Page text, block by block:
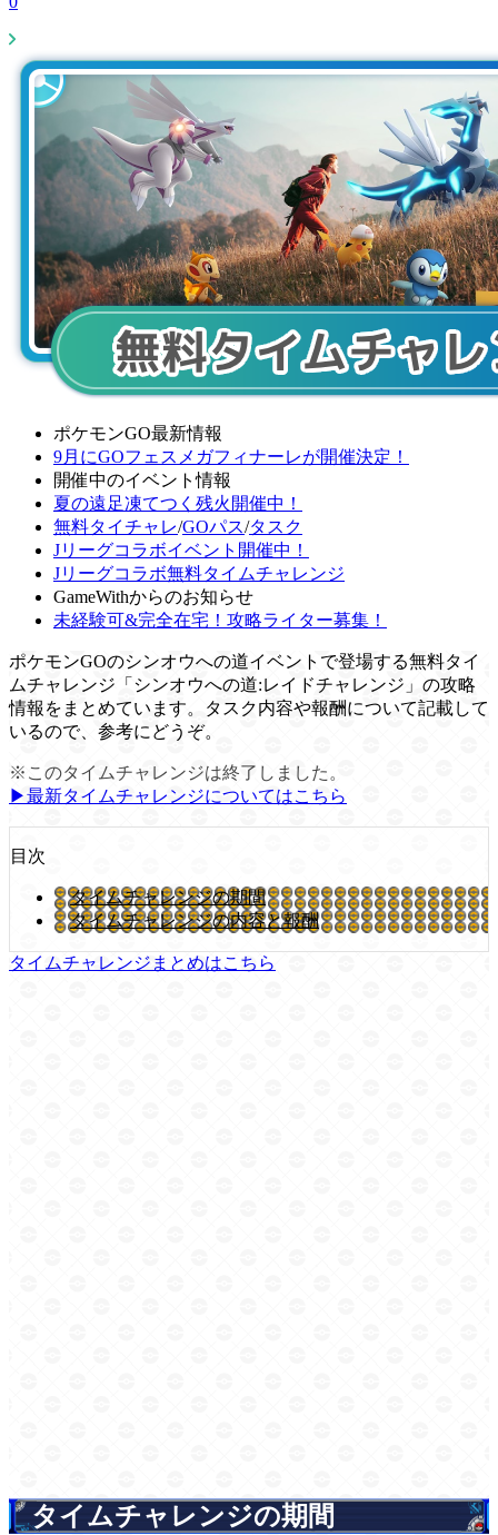
ポケモンGO最新情報
9月にGOフェスメガフィナーレが開催決定！
開催中のイベント情報
夏の遠足凍てつく残火開催中！
無料タイチャレ/GOパス/タスク
Jリーグコラボイベント開催中！
Jリーグコラボ無料タイムチャレンジ
GameWithからのお知らせ
未経験可&完全在宅！攻略ライター募集！
ポケモンGOのシンオウへの道イベントで登場する無料タイ
ムチャレンジ「シンオウへの道:レイドチャレンジ」の攻略
情報をまとめています。タスク内容や報酬について記載して
いるので、参考にどうぞ。
※このタイムチャレンジは終了しました。
▶︎最新タイムチャレンジについてはこちら
目次
タイムチャレンジの期間
タイムチャレンジの内容と報酬
タイムチャレンジまとめはこちら
タイムチャレンジの期間